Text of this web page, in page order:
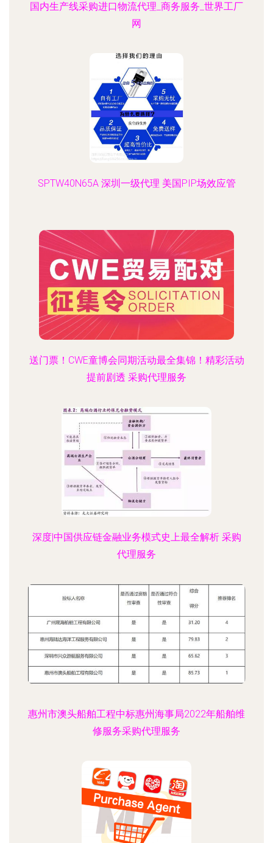
国内生产线采购进口物流代理_商务服务_世界工厂
网
SPTW40N65A 深圳一级代理 美国PIP场效应管
送门票！CWE童博会同期活动最全集锦！精彩活动
提前剧透 采购代理服务
深度|中国供应链金融业务模式史上最全解析 采购
代理服务
惠州市澳头船舶工程中标惠州海事局2022年船舶维
修服务采购代理服务